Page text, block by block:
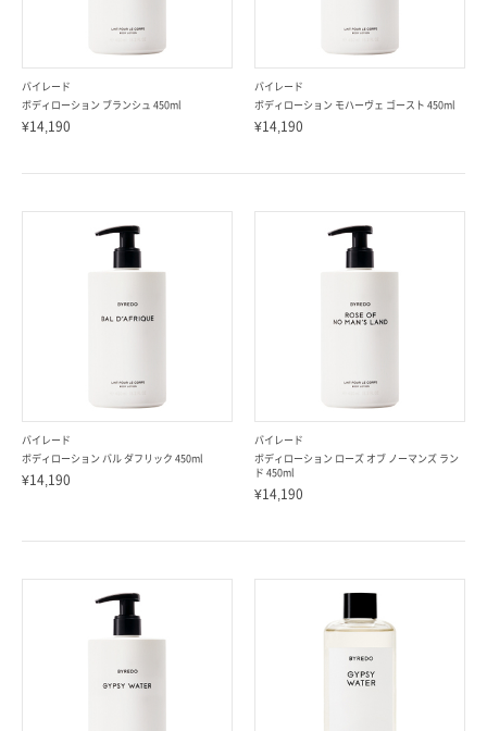
バイレード
ボディローション ブランシュ 450ml
¥14,190
バイレード
ボディローション モハーヴェ ゴースト 450ml
¥14,190
バイレード
ボディローション バル ダフリック 450ml
¥14,190
バイレード
ボディローション ローズ オブ ノーマンズ ラン
ド 450ml
¥14,190